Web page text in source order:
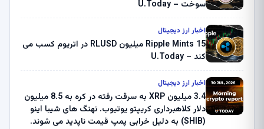
سوخت – U.Today
اخبار ارز دیجیتال
Ripple Mints 15 میلیون RLUSD در اتریوم کسب می
کند – U.Today
اخبار ارز دیجیتال
3.4 میلیون XRP به سرقت رفته در کره به 8.5 میلیون
دلار کلاهبرداری کریپتو یوتیوب. نهنگ های شیبا اینو
(SHIB) به دلیل خرابی پمپ قیمت ناپدید می شوند.